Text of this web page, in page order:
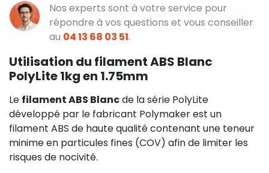
Nos experts sont à votre service pour
répondre à vos questions et vous conseiller
au 04 13 68 03 51.
Utilisation du filament ABS Blanc
PolyLite 1kg en 1.75mm
Le filament ABS Blancde la série PolyLite
développé par le fabricant Polymaker est un
filament ABS de haute qualité contenant une teneur
minime en particules fines (COV) afin de limiter les
risques de nocivité.